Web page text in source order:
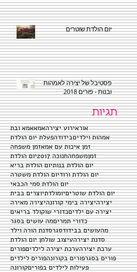
יום הולדת שוטרים
פסטיבל של יצירה לאמהות
ובנות - פורים 2018
תגיות
אוראירוע יצירהאמאאמא ובת
אמהות וילדיםבידודהפעלת יום הולדת
זמן איכות עם אמאזמן משפחה
זמןמשפחהחנוכה 2017
יום הולדת
יום הולדת בנותיום הולדת בריא
יום הולדת ורודיום הולדת משטרה
יום הולדת סמי הכבאי
יום הולדת שוטריםיומולדתיוצרים בבית
יצירהיצירה בימי קורונהיצירה מאירה
יצירה עם ילדיםכדורי שוקולד בריאים
כדורי תמריםמה עושים בסגר
מהעושים בבידודסגרסדנת הורה וילד
סדנת יצירהעיצוב שולחן יום הולדת
ערכת יצירהערכת יצירה לילדיםפורים
פורים בסגרפורים בקורונהפורים לילדים
פעילות לילדים בפוריםקורונה